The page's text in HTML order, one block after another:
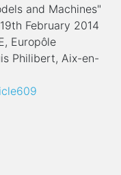
and Machines"
February 2014
Europôle
Philibert, Aix-en-